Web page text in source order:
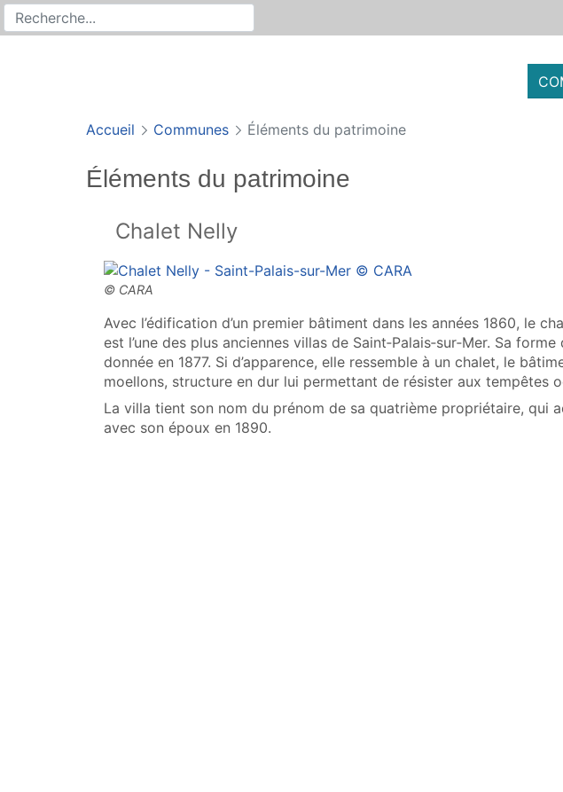
Recherche sur le site
Rechercher
Accueil Communes Éléments du patrimoine
Éléments du patrimoine
Chalet Nelly
Avec l’édification d’un premier bâtiment dans les années 1860, le
est l’une des plus anciennes villas de Saint‑Palais‑sur‑Mer. Sa
donnée en 1877. Si d’apparence, elle ressemble à un chalet, le
moellons, structure en dur lui permettant de résister aux tempêtes
La villa tient son nom du prénom de sa quatrième propriétaire, qui
avec son époux en 1890.